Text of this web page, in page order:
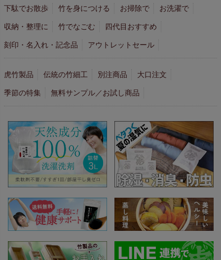
下駄でお散歩 竹を身につける お掃除で お洗濯で
収納・整理に 竹でなごむ 四代目おすすめ
刻印・名入れ・記念品 アウトレットセール
虎竹製品 伝統の竹細工 別注商品 大口注文
季節の特集 無料サンプル／お試し商品